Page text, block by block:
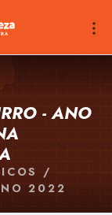
- ANO
/
2022